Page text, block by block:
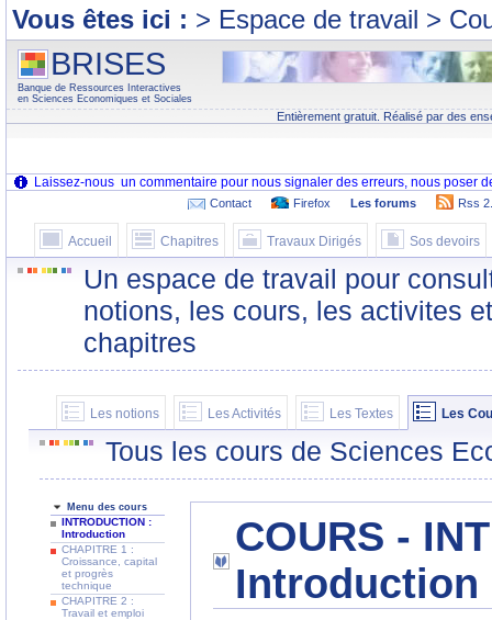
Vous êtes ici : > Espace de travail >
BRISES
Banque de Ressources Interactives
en Sciences Economiques et Sociales
Entièrement gratuit. Réalisé par des
Contact Firefox Les forums Rss
Accueil Chapitres Travaux Dirigés Sos devoirs
Un espace de travail pour
notions, les cours, les activites
chapitres
Les notions Les Activités Les Textes Les
Tous les cours de Sciences
Menu des cours
INTRODUCTION :
Introduction
CHAPITRE 1 :
Croissance, capital
et progrès
technique
CHAPITRE 2 :
Travail et emploi
COURS -
Introduction